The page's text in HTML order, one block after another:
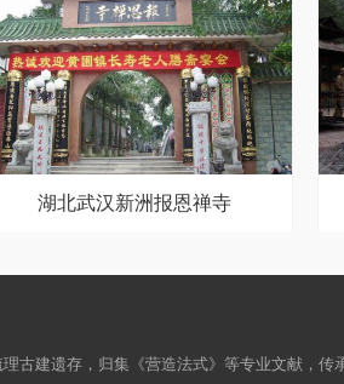
湖北武汉新洲报恩禅寺
古建遗存，归集《营造法式》等专业文献，传